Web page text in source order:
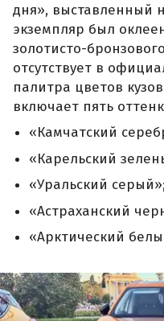
дня», выставленный
экземпляр был
золотисто-
отсутствует в
палитра цветов
включает пять
«Камчатский
«Карельский
«Уральский серый»;
«Астраханский
«Арктический